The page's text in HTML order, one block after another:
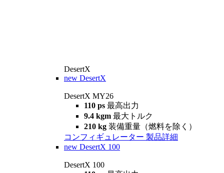
DesertX
new DesertX
DesertX MY26
110 ps 最高出力
9.4 kgm 最大トルク
210 kg 装備重量（燃料を除く）
コンフィギュレーター 製品詳細
new DesertX 100
DesertX 100